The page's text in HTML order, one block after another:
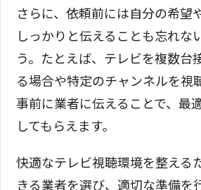
さらに、依頼前には自分の希望
しっかりと伝えることも忘れな
う。たとえば、テレビを複数台
る場合や特定のチャンネルを視
事前に業者に伝えることで、最
してもらえます。
快適なテレビ視聴環境を整える
きる業者を選び、適切な準備を